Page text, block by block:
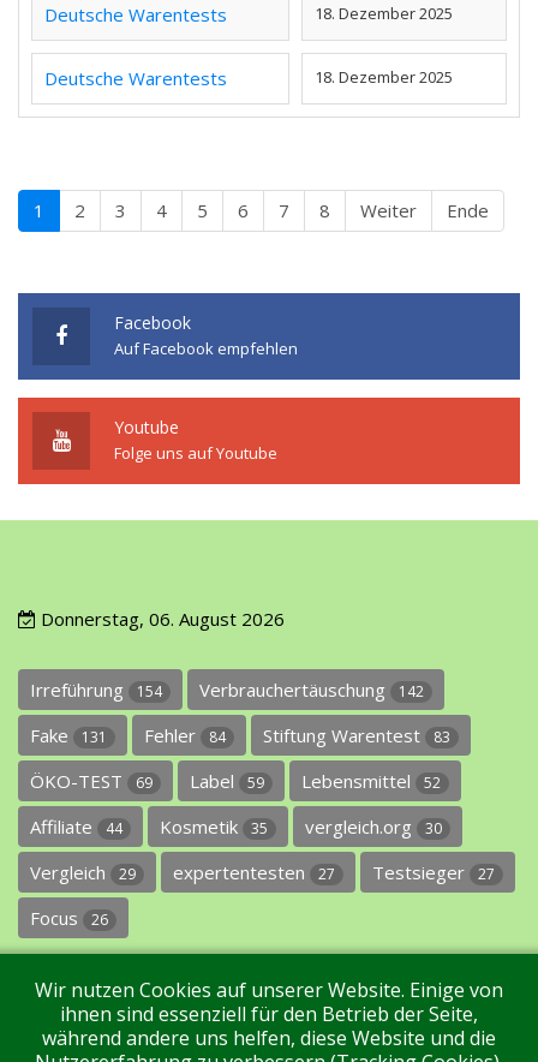
Deutsche Warentests 18. Dezember 2025
Deutsche Warentests 18. Dezember 2025
1 2 3 4 5 6 7 8 Weiter Ende
Facebook
Auf Facebook empfehlen
Youtube
Folge uns auf Youtube
Donnerstag, 06. August 2026
Irreführung 154 Verbrauchertäuschung 142
Fake 131 Fehler 84 Stiftung Warentest 83
ÖKO-TEST 69 Label 59 Lebensmittel 52
Affiliate 44 Kosmetik 35 vergleich.org 30
Vergleich 29 expertentesten 27 Testsieger 27
Focus 26
Wir nutzen Cookies auf unserer Website. Einige von
ihnen sind essenziell für den Betrieb der Seite,
während andere uns helfen, diese Website und die